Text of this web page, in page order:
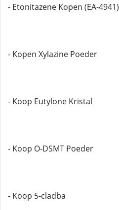
- Etonitazene Kopen (EA-4941)
- Kopen Xylazine Poeder
- Koop Eutylone Kristal
- Koop O-DSMT Poeder
- Koop 5-cladba